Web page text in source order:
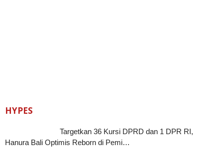
HYPES
Targetkan 36 Kursi DPRD dan 1 DPR RI,
Hanura Bali Optimis Reborn di Pemi…